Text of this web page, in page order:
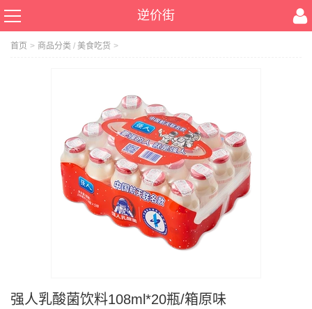
逆价街
首页 > 商品分类 / 美食吃货 >
强人乳酸菌饮料108ml*20瓶/箱原味